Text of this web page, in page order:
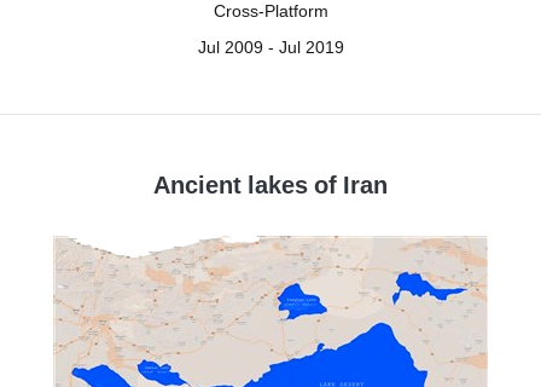
Cross-Platform
Jul 2009 - Jul 2019
Ancient lakes of Iran